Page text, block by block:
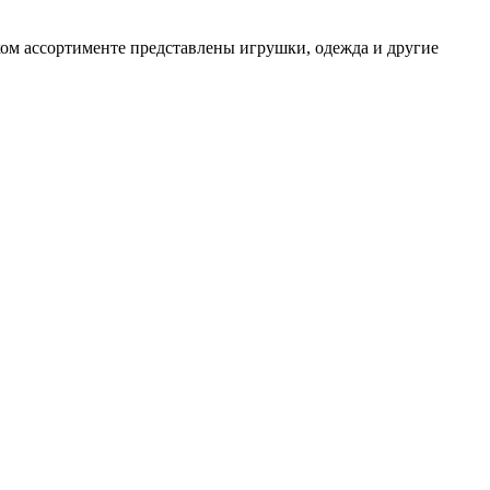
ассортименте представлены игрушки, одежда и другие